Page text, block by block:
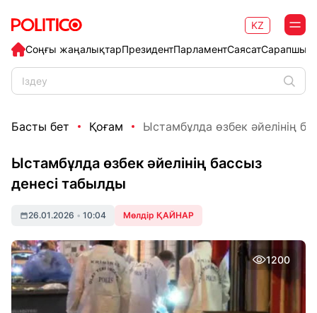
Соңғы жаңалықтарПрезидентПарламентСаясат
KZ
Басты бет Қоғам Ыстамбұлда өзбек әйелінің
Ыстамбұлда өзбек әйелінің бассыз
денесі табылды
26.01.2026 • 10:04 Мөлдір ҚАЙНАР
1200